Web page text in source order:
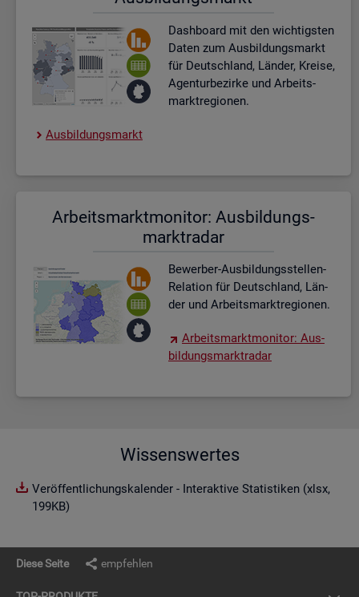
Dash­board mit den wich­tigs­ten
Daten zum Aus­bil­dungs­markt
für Deutsch­land, Län­der, Krei­se,
Agen­tur­be­zir­ke und Ar­beits­
markt­re­gio­nen.
Aus­bil­dungs­markt
Ar­beits­markt­mo­ni­tor: Aus­bil­dungs­
markt­ra­dar
Be­wer­ber-Aus­bil­dungs­stel­len-
Re­la­ti­on für Deutsch­land, Län­
der und Ar­beits­markt­re­gio­nen.
Ar­beits­markt­mo­ni­tor: Aus­
bil­dungs­markt­ra­dar
Wissenswertes
Veröffentlichungskalender - Interaktive Statistiken (xlsx,
199KB)
Diese Seite empfehlen